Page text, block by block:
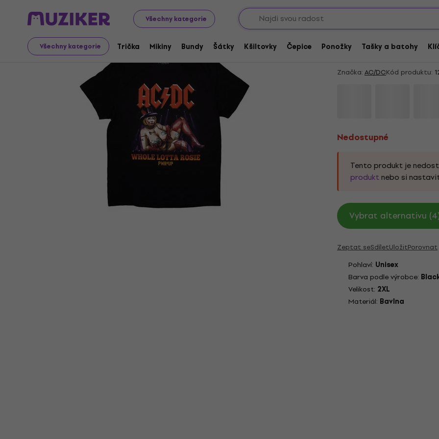
Všechny kategorie
Všechny kategorie Trička Mikiny Bundy Šátky Kšiltovky Čepice Ponožky Tašky a batohy
Merch Hudební Merch
Trička
Nedostupné
AC/DC Whole Lotta
Tričko
Značka:AC/DCKód produktu:
Nedostupné
Tento produkt je
produktnebo si
Vybrat alternativu
Zeptat seSdíletUložitPorovnat
Pohlaví: Unisex
Barva podle výrobce:
Velikost: 2XL
Materiál: Bavlna